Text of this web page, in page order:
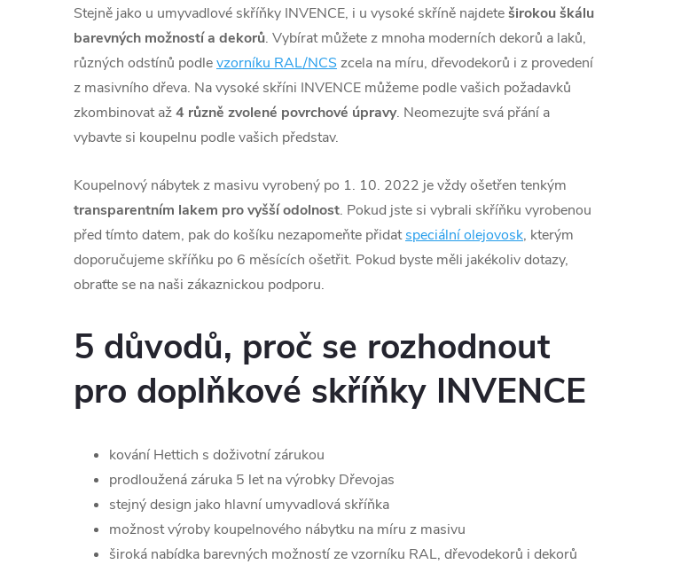
Stejně jako u umyvadlové skříňky INVENCE, i u vysoké skříně najdeteširokou škálu
barevných možností a dekorů. Vybírat můžete z mnoha moderních dekorů a laků,
různých odstínů podlevzorníku RAL/NCS zcela na míru, dřevodekorů i z provedení
z masivního dřeva. Na vysoké skříni INVENCE můžeme podle vašich požadavků
zkombinovat až4 různě zvolené povrchové úpravy. Neomezujte svá přání a
vybavte si koupelnu podle vašich představ.
Koupelnový nábytek z masivu vyrobený po 1. 10. 2022 je vždy ošetřen tenkým
transparentním lakem pro vyšší odolnost. Pokud jste si vybrali skříňku vyrobenou
před tímto datem, pak do košíku nezapomeňte přidatspeciální olejovosk, kterým
doporučujeme skříňku po 6 měsících ošetřit. Pokud byste měli jakékoliv dotazy,
obraťte se na naši zákaznickou podporu.
5 důvodů, proč se rozhodnout
pro doplňkové skříňky INVENCE
kování Hettich s doživotní zárukou
prodloužená záruka 5 let na výrobky Dřevojas
stejný design jako hlavní umyvadlová skříňka
možnost výroby koupelnového nábytku na míru z masivu
široká nabídka barevných možností ze vzorníku RAL, dřevodekorů i dekorů